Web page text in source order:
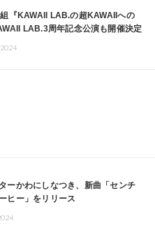
『KAWAII LAB.の超KAWAIIへの
LAB.3周年記念公演も開催決定
ーかわにしなつき、新曲「センチ
ヒー」をリリース